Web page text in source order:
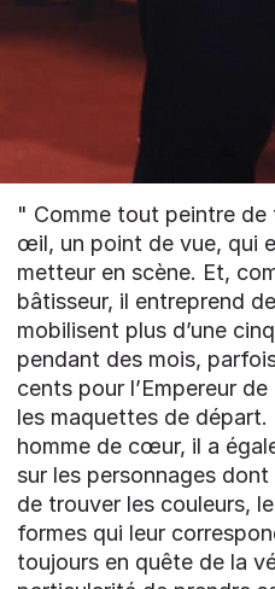
" Comme tout peintre de
œil, un point de vue, qui
metteur en scène. Et,
bâtisseur, il entreprend
mobilisent plus d’une
pendant des mois,
cents pour l’Empereur
les maquettes de départ.
homme de cœur, il a
sur les personnages
de trouver les couleurs,
formes qui leur
toujours en quête de la